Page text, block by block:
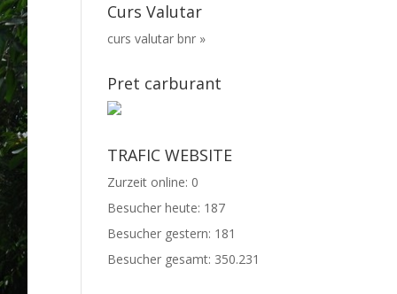
Curs Valutar
curs valutar bnr »
Pret carburant
TRAFIC WEBSITE
Zurzeit online: 0
Besucher heute: 187
Besucher gestern: 181
Besucher gesamt: 350.231